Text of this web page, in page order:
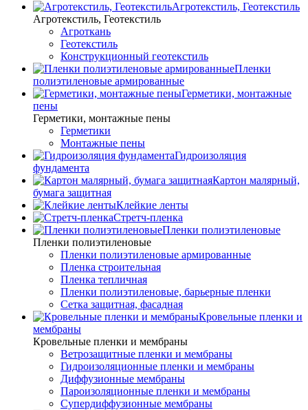
Агротекстиль, Геотекстиль
Агротекстиль, Геотекстиль
Агроткань
Геотекстиль
Конструкционный геотекстиль
Пленки
полиэтиленовые армированные
Герметики, монтажные
пены
Герметики, монтажные пены
Герметики
Монтажные пены
Гидроизоляция
фундамента
Картон малярный,
бумага защитная
Клейкие ленты
Стретч-пленка
Пленки полиэтиленовые
Пленки полиэтиленовые
Пленки полиэтиленовые армированные
Пленка строительная
Пленка тепличная
Пленки полиэтиленовые, барьерные пленки
Сетка защитная, фасадная
Кровельные пленки и
мембраны
Кровельные пленки и мембраны
Ветрозащитные пленки и мембраны
Гидроизоляционные пленки и мембраны
Диффузионные мембраны
Пароизоляционные пленки и мембраны
Супердиффузионные мембраны